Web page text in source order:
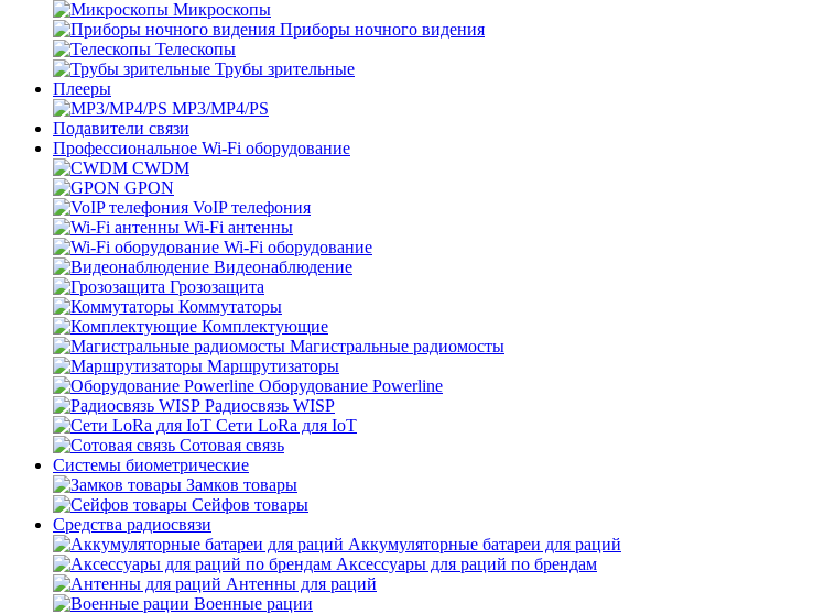
Микроскопы
Приборы ночного видения
Телескопы
Трубы зрительные
Плееры
MP3/MP4/PS
Подавители связи
Профессиональное Wi-Fi оборудование
CWDM
GPON
VoIP телефония
Wi-Fi антенны
Wi-Fi оборудование
Видеонаблюдение
Грозозащита
Коммутаторы
Комплектующие
Магистральные радиомосты
Маршрутизаторы
Оборудование Powerline
Радиосвязь WISP
Сети LoRa для IoT
Сотовая связь
Системы биометрические
Замков товары
Сейфов товары
Средства радиосвязи
Аккумуляторные батареи для раций
Аксессуары для раций по брендам
Антенны для раций
Военные рации